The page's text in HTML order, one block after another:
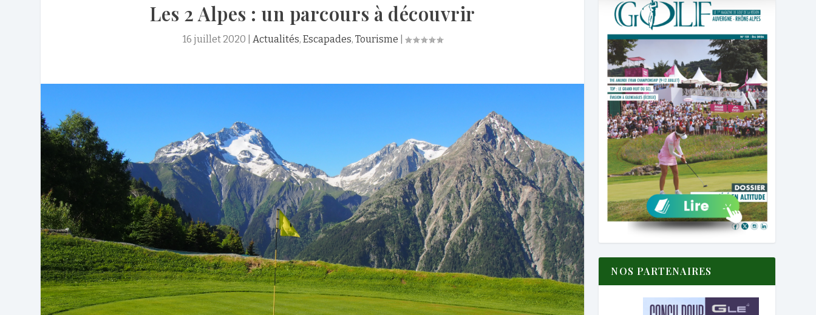
Les 2 Alpes : un parcours à découvrir
16 juillet 2020 Actualités, Escapades, Tourisme
NOS PARTENAIRES